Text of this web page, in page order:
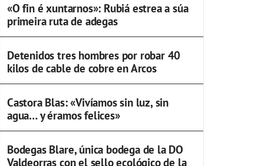
«O fin é xuntarnos»: Rubiá estrea a súa
primeira ruta de adegas
Detenidos tres hombres por robar 40
kilos de cable de cobre en Arcos
Castora Blas: «Vivíamos sin luz, sin
agua… y éramos felices»
Bodegas Blare, única bodega de la DO
Valdeorras con el sello ecológico de la